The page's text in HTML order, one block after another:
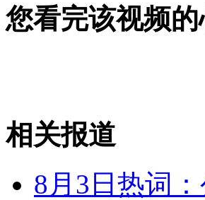
林丹年收入超200万美元成广告天王
山西运城恶犬咬伤多人 警民合力
您看完该视频
相关报道
8月3日热词